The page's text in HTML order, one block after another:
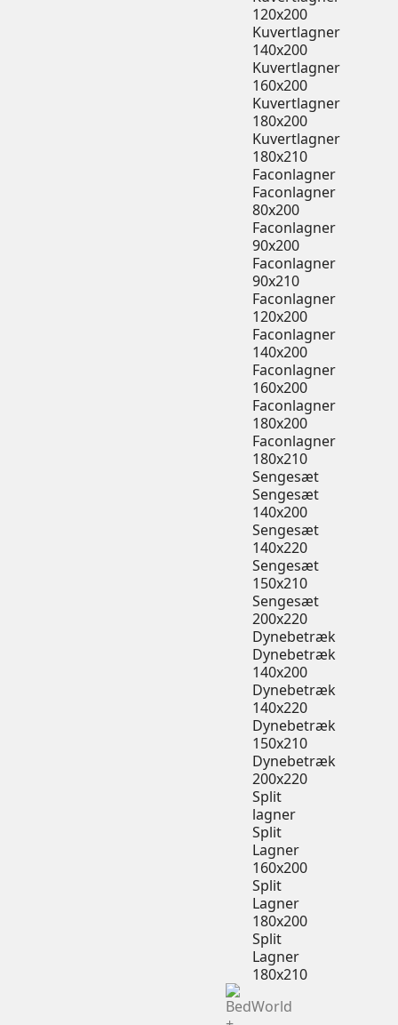
120x200
Kuvertlagner
140x200
Kuvertlagner
160x200
Kuvertlagner
180x200
Kuvertlagner
180x210
Faconlagner
Faconlagner
80x200
Faconlagner
90x200
Faconlagner
90x210
Faconlagner
120x200
Faconlagner
140x200
Faconlagner
160x200
Faconlagner
180x200
Faconlagner
180x210
Sengesæt
Sengesæt
140x200
Sengesæt
140x220
Sengesæt
150x210
Sengesæt
200x220
Dynebetræk
Dynebetræk
140x200
Dynebetræk
140x220
Dynebetræk
150x210
Dynebetræk
200x220
Split
lagner
Split
Lagner
160x200
Split
Lagner
180x200
Split
Lagner
180x210